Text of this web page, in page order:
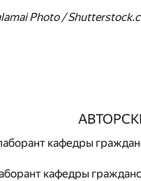
Photo /
кафедры
кафедры